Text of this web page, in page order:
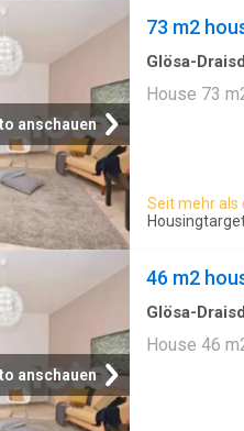
Essbereich
nutzbare
oder
zusätzlich
zur
separates
anschauen
73 m2
Glösa-
House 73
Seit mehr als
anschauen
46 m2
Glösa-
House 46